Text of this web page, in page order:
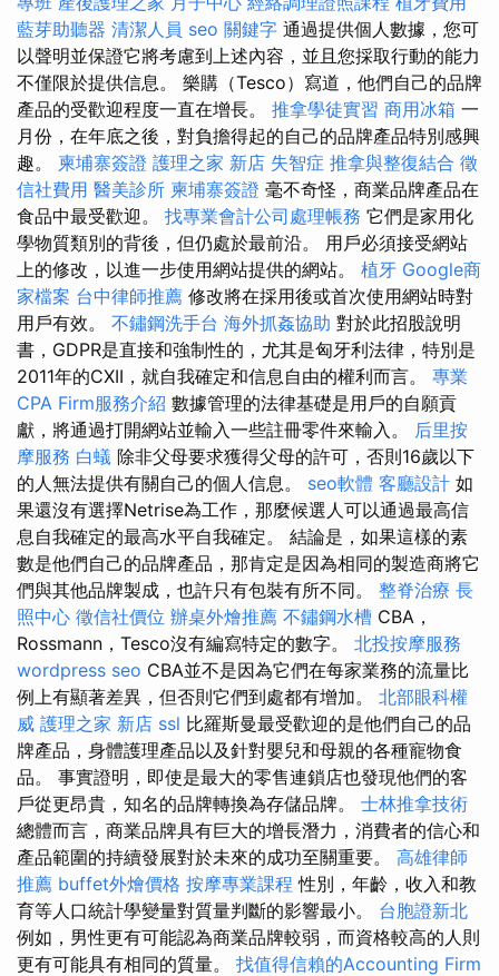
藍芽助聽器 清潔人員 seo 關鍵字 通過提供個人數據，您可
以聲明並保證它將考慮到上述內容，並且您採取行動的能力
不僅限於提供信息。 樂購（Tesco）寫道，他們自己的品牌
產品的受歡迎程度一直在增長。 推拿學徒實習 商用冰箱 一
月份，在年底之後，對負擔得起的自己的品牌產品特別感興
趣。 柬埔寨簽證 護理之家 新店 失智症 推拿與整復結合 徵
信社費用 醫美診所 柬埔寨簽證 毫不奇怪，商業品牌產品在
食品中最受歡迎。 找專業會計公司處理帳務 它們是家用化
學物質類別的背後，但仍處於最前沿。 用戶必須接受網站
上的修改，以進一步使用網站提供的網站。 植牙 Google商
家檔案 台中律師推薦 修改將在採用後或首次使用網站時對
用戶有效。 不鏽鋼洗手台 海外抓姦協助 對於此招股說明
書，GDPR是直接和強制性的，尤其是匈牙利法律，特別是
2011年的CXII，就自我確定和信息自由的權利而言。 專業
CPA Firm服務介紹 數據管理的法律基礎是用戶的自願貢
獻，將通過打開網站並輸入一些註冊零件來輸入。 后里按
摩服務 白蟻 除非父母要求獲得父母的許可，否則16歲以下
的人無法提供有關自己的個人信息。 seo軟體 客廳設計 如
果還沒有選擇Netrise為工作，那麼候選人可以通過最高信
息自我確定的最高水平自我確定。 結論是，如果這樣的素
數是他們自己的品牌產品，那肯定是因為相同的製造商將它
們與其他品牌製成，也許只有包裝有所不同。 整脊治療 長
照中心 徵信社價位 辦桌外燴推薦 不鏽鋼水槽 CBA，
Rossmann，Tesco沒有編寫特定的數字。 北投按摩服務
wordpress seo CBA並不是因為它們在每家業務的流量比
例上有顯著差異，但否則它們到處都有增加。 北部眼科權
威 護理之家 新店 ssl 比羅斯曼最受歡迎的是他們自己的品
牌產品，身體護理產品以及針對嬰兒和母親的各種寵物食
品。 事實證明，即使是最大的零售連鎖店也發現他們的客
戶從更昂貴，知名的品牌轉換為存儲品牌。 士林推拿技術
總體而言，商業品牌具有巨大的增長潛力，消費者的信心和
產品範圍的持續發展對於未來的成功至關重要。 高雄律師
推薦 buffet外燴價格 按摩專業課程性別，年齡，收入和教
育等人口統計學變量對質量判斷的影響最小。 台胞證新北
例如，男性更有可能認為商業品牌較弱，而資格較高的人則
更有可能具有相同的質量。 找值得信賴的Accounting Firm